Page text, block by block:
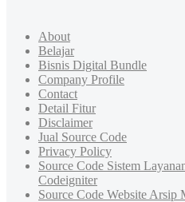
About
Belajar
Bisnis Digital Bundle
Company Profile
Contact
Detail Fitur
Disclaimer
Jual Source Code
Privacy Policy
Source Code Sistem
Codeigniter
Source Code Website Arsip